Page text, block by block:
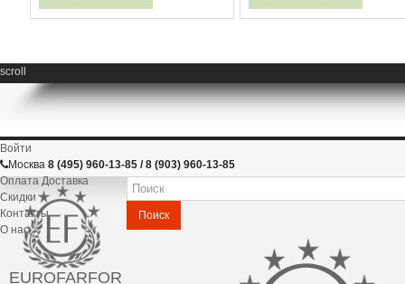
scroll
Войти
Москва 8 (495) 960-13-85 / 8 (903) 960-13-85
Оплата Доставка
Скидки
Контакты
О нас
EUROFARFOR
Поиск